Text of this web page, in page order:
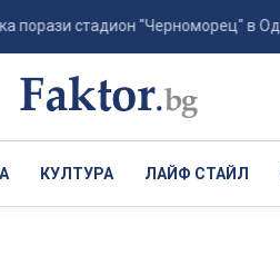
стадион "Черноморец" в Одеса...
КУЛТУРА ЛАЙФ СТАЙЛ